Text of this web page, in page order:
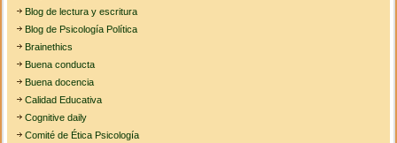
Blog de lectura y escritura
Blog de Psicología Política
Brainethics
Buena conducta
Buena docencia
Calidad Educativa
Cognitive daily
Comité de Ética Psicología